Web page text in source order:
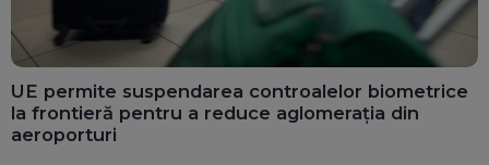
UE permite suspendarea controalelor biometrice
la frontieră pentru a reduce aglomerația din
aeroporturi